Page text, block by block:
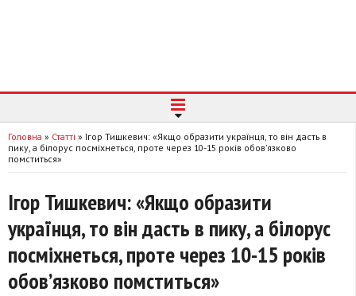
Головна » Статті » Ігор Тишкевич: «Якщо образити українця, то він дасть в
пику, а білорус посміхнеться, проте через 10-15 років обов’язково
помститься»
Ігор Тишкевич: «Якщо образити
українця, то він дасть в пику, а білорус
посміхнеться, проте через 10-15 років
обов’язково помститься»